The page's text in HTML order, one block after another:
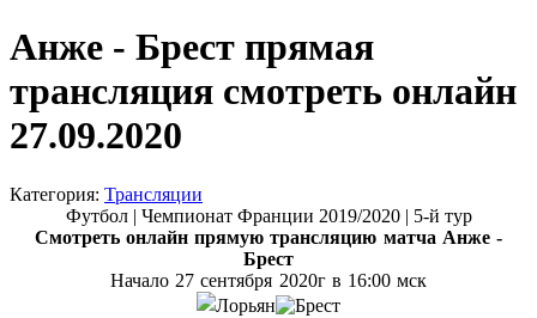
Анже - Брест прямая
трансляция смотреть онлайн
27.09.2020
Категория: Трансляции
Футбол | Чемпионат Франции 2019/2020 | 5-й тур
Смотреть онлайн прямую трансляцию матча Анже -
Брест
Начало 27 сентября 2020г в 16:00 мск